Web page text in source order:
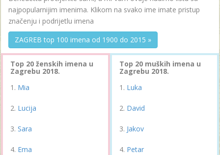
najpopularnijim imenima. Klikom na svako ime imate pristup
značenju i podrijetlu imena
ZAGREB top 100 imena od 1900 do 2015 »
Top 20 ženskih imena u
Zagrebu 2018.
Mia
Lucija
Sara
Ema
Top 20 muških imena u
Zagrebu 2018.
Luka
David
Jakov
Petar